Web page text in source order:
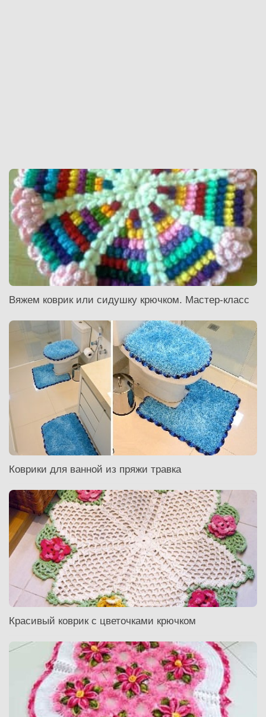
Вяжем коврик или сидушку крючком. Мастер-класс
Коврики для ванной из пряжи травка
Красивый коврик с цветочками крючком